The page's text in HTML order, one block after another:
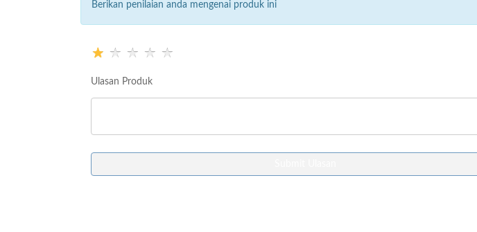
Berikan penilaian anda mengenai produk ini
Ulasan Produk